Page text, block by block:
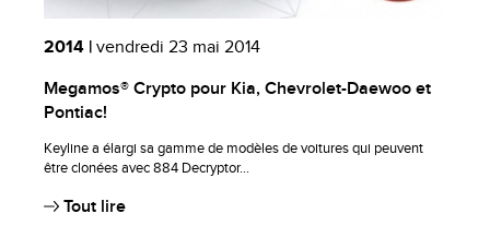
2014 | vendredi 23 mai 2014
Megamos® Crypto pour Kia, Chevrolet-Daewoo et
Pontiac!
Keyline a élargi sa gamme de modèles de voitures qui peuvent
être clonées avec 884 Decryptor...
Tout lire